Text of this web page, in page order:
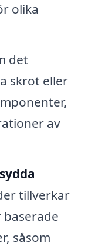
olika
det
skrot eller
av
tillverkar
såsom